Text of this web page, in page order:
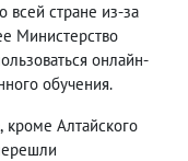
всей стране из-за
Министерство
онлайн-
обучения.
, кроме Алтайского